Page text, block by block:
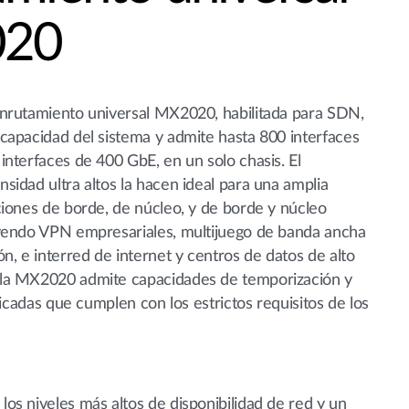
universal MX2020, habilitada para SDN,
del sistema y admite hasta 800 interfaces
de 400 GbE, en un solo chasis. El
ultra altos la hacen ideal para una amplia
de borde, de núcleo, y de borde y núcleo
VPN empresariales, multijuego de banda ancha
e interred de internet y centros de datos de alto
MX2020 admite capacidades de temporización y
que cumplen con los estrictos requisitos de los
niveles más altos de disponibilidad de red y un